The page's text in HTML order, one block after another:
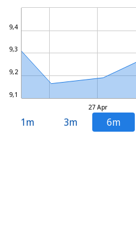
27 Apr
9,1
9,2
9,3
9,4
1m 3m 6m